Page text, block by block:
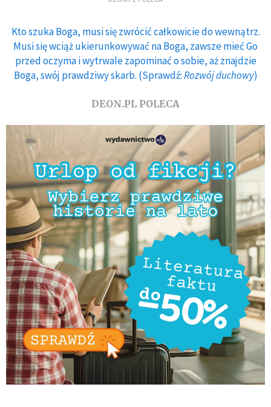
Kto szuka Boga, musi się zwrócić całkowicie do wewnątrz.
Musi się wciąż ukierunkowywać na Boga, zawsze mieć Go
przed oczyma i wytrwale zapominać o sobie, aż znajdzie
Boga, swój prawdziwy skarb. (Sprawdź:Rozwój duchowy)
DEON.PL POLECA